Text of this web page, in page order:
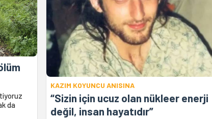
da
KAZIM KOYUNCU ANISINA
“Sizin için ucuz olan nükleer enerji
değil, insan hayatıdır”